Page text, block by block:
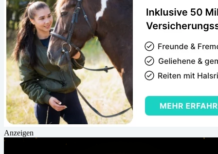
Anzeigen